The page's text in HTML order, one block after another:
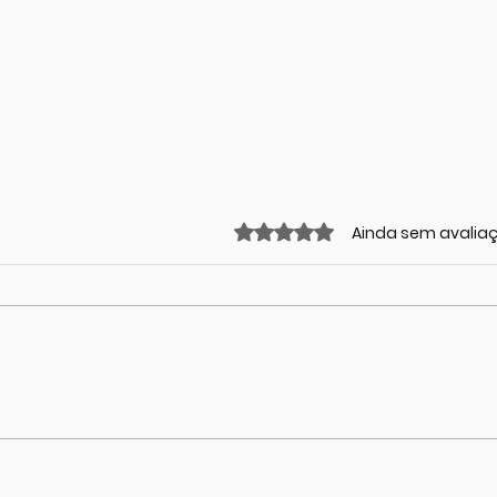
enfrentando
Avaliado com 0 de 5
Ainda sem